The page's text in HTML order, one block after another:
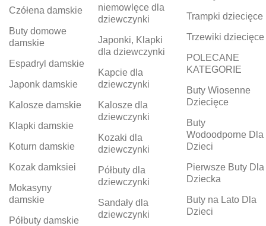
Czółena damskie
Buty domowe
damskie
Espadryl damskie
Japonk damskie
Kalosze damskie
Klapki damskie
Koturn damskie
Kozak damksiei
Mokasyny
damskie
Półbuty damskie
niemowlęce dla
dziewczynki
Japonki, Klapki
dla dziewczynki
Kapcie dla
dziewczynki
Kalosze dla
dziewczynki
Kozaki dla
dziewczynki
Półbuty dla
dziewczynki
Sandały dla
dziewczynki
Trampki dziecięce
Trzewiki dziecięce
POLECANE
KATEGORIE
Buty Wiosenne
Dziecięce
Buty
Wodoodporne Dla
Dzieci
Pierwsze Buty Dla
Dziecka
Buty na Lato Dla
Dzieci